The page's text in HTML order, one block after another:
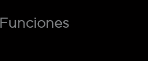
Funciones